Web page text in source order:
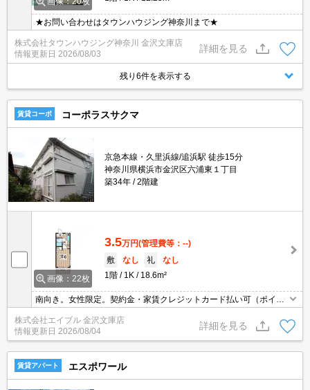
★お問い合わせはタウンハウジング神奈川まで★
株式会社タウンハウジング神奈川 金沢文庫店
情報更新日 2026/08/03
詳細を見る
残り6件を表示する
賃貸コーポ コーポラスサクマ
京急本線・久里浜線/追浜駅 徒歩15分
神奈川県横浜市金沢区六浦東１丁目
築34年
2階建
画像：22枚
3.5万円(管理費等：--)
敷
なし 礼
なし
1階
1K 18.6m²
南向き。女性限定。契約金・家賃クレジットカード払い可（ポイン
ト還元あり）。仲介手数料家賃の55%。経済的な都市ガス使用。現
地待ち合わせ、物件ご案内可能。最新の空室状況はお気軽にお問い
合わせ下さい。
株式会社エイブル 金沢文庫店
情報更新日 2026/08/04
詳細を見る
賃貸アパート エスポワール